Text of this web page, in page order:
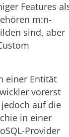
Features
m:n-
sind, aber
einer Entität
vorerst
auf die
in einer
Provider